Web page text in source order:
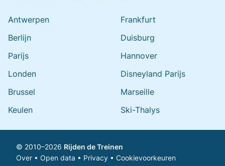
Antwerpen
Berlijn
Parijs
Londen
Brussel
Keulen
Frankfurt
Duisburg
Hannover
Disneyland Parijs
Marseille
Ski-Thalys
© 2010–2026 Rijden de Treinen
Over • Open data • Privacy • Cookievoorkeuren